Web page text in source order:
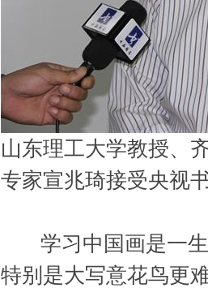
山东理工大学教授、
专家宣兆琦接受央视
学习中国画是一生
特别是大写意花鸟更